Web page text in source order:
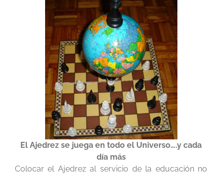
El Ajedrez se juega en todo el Universo….y cada
día más
Colocar el Ajedrez al servicio de la educación no